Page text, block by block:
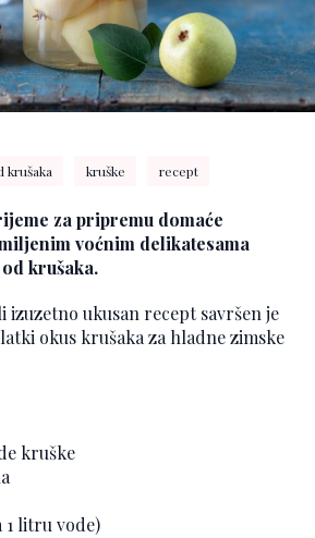
krušaka kruške recept
za pripremu domaće
voćnim delikatesama
krušaka.
izuzetno ukusan recept savršen je
okus krušaka za hladne zimske
kruške
1 litru vode)